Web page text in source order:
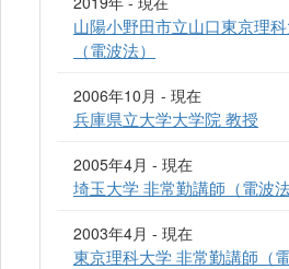
山陽小野田市立山口東京理
（電波法）
2006年10月 - 現在
兵庫県立大学大学院 教授
2005年4月 - 現在
埼玉大学 非常勤講師（電波法
2003年4月 - 現在
東京理科大学 非常勤講師（電